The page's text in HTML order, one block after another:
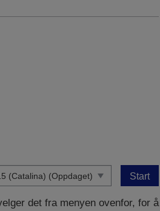
Start
det fra menyen ovenfor, for å